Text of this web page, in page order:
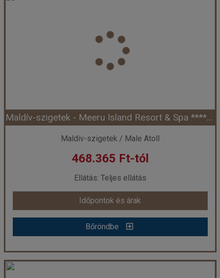
Észak-Male Atoll
Utazás módja:
Egyénileg
Félpanzió
Szálláskategória:Hotel ****+
Standard kétágyas szoba, 2 felnőtt
Időpont: 2026-09-01 | 7 éj
már 441.720 Ft-tól
Időpontok és árak
Bőröndbe
Maldív-szigetek - Meeru Island Resort & Spa ****+ (Egyéni) ****+
Maldív-szigetek / Male Atoll
468.365 Ft-tól
Ellátás: Teljes ellátás
Időpontok és árak
Bőröndbe
Maldív-szigetek - Meeru Island Resort & Spa ****+ (Egyéni) ****+